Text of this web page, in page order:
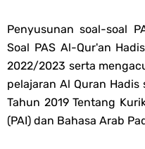
Soal OMI Ekonomi
Soal OMI KIMIA
Unduh Buku Teks Utama (BTU)
Penyusunan soal-soal
Soal PAS Al-Qur'an
2022/2023 serta
pelajaran Al Quran Hadis
Tahun 2019 Tentang
(PAI) dan Bahasa Arab